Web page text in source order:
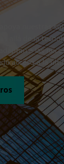
nuestras
allá de la
a las
acceso a la